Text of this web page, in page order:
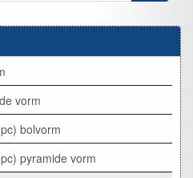
vorm
bolvorm
pyramide vorm